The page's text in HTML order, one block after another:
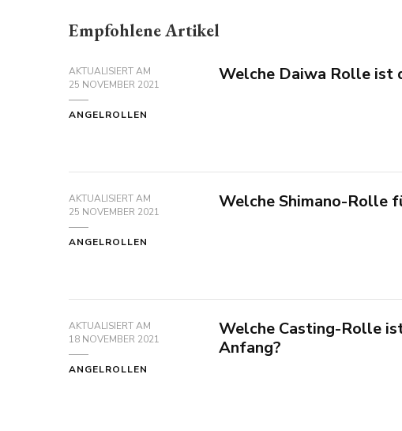
Empfohlene Artikel
AKTUALISIERT AM
25 NOVEMBER 2021
ANGELROLLEN
Welche Daiwa Rolle ist
AKTUALISIERT AM
25 NOVEMBER 2021
ANGELROLLEN
Welche Shimano-Rolle
AKTUALISIERT AM
18 NOVEMBER 2021
ANGELROLLEN
Welche Casting-Rolle
Anfang?